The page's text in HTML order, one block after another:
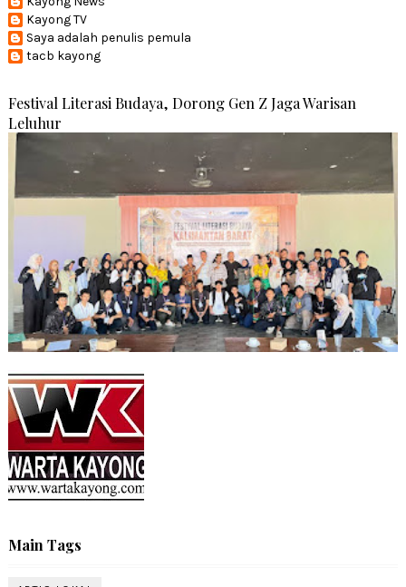
Kayong TV
Saya adalah penulis pemula
tacb kayong
Festival Literasi Budaya, Dorong Gen Z Jaga Warisan
Leluhur
Main Tags